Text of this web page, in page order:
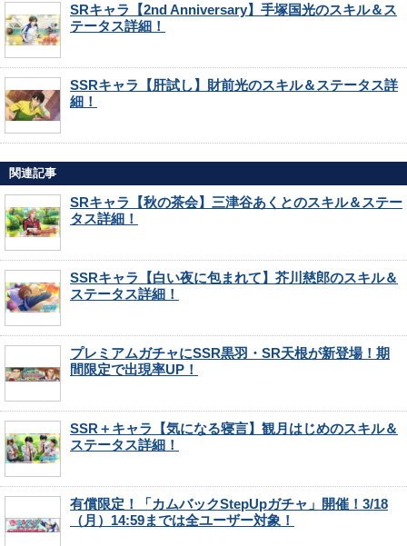
SRキャラ【2nd Anniversary】手塚国光のスキル＆ス
テータス詳細！
SSRキャラ【肝試し】財前光のスキル＆ステータス詳
細！
関連記事
SRキャラ【秋の茶会】三津谷あくとのスキル＆ステー
タス詳細！
SSRキャラ【白い夜に包まれて】芥川慈郎のスキル＆
ステータス詳細！
プレミアムガチャにSSR黒羽・SR天根が新登場！期
間限定で出現率UP！
SSR＋キャラ【気になる寝言】観月はじめのスキル＆
ステータス詳細！
有償限定！「カムバックStepUpガチャ」開催！3/18
（月）14:59までは全ユーザー対象！